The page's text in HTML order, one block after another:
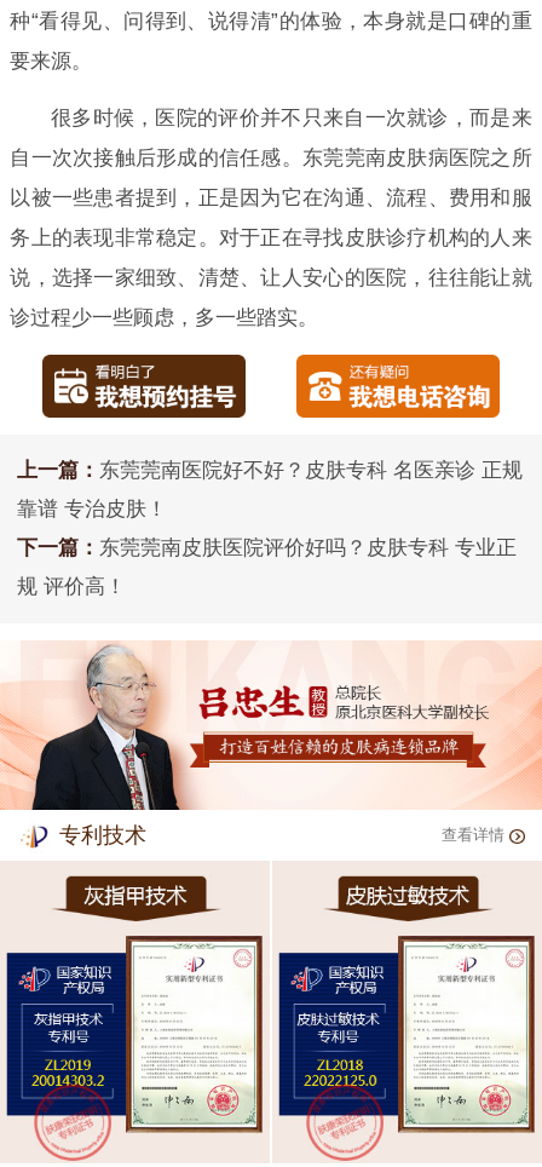
种“看得见、问得到、说得清”的体验，本身就是口碑的重
要来源。
很多时候，医院的评价并不只来自一次就诊，而是来
自一次次接触后形成的信任感。东莞莞南皮肤病医院之所
以被一些患者提到，正是因为它在沟通、流程、费用和服
务上的表现非常稳定。对于正在寻找皮肤诊疗机构的人来
说，选择一家细致、清楚、让人安心的医院，往往能让就
诊过程少一些顾虑，多一些踏实。
上一篇： 东莞莞南医院好不好？皮肤专科 名医亲诊 正规
靠谱 专治皮肤！
下一篇： 东莞莞南皮肤医院评价好吗？皮肤专科 专业正
规 评价高！
专利技术 查看详情